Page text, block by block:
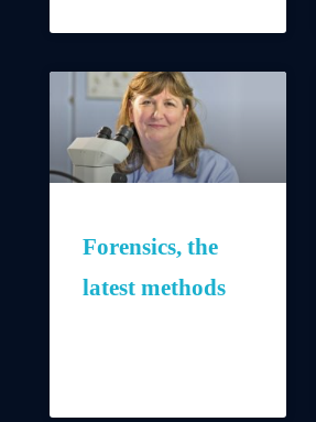
Forensics, the
latest methods